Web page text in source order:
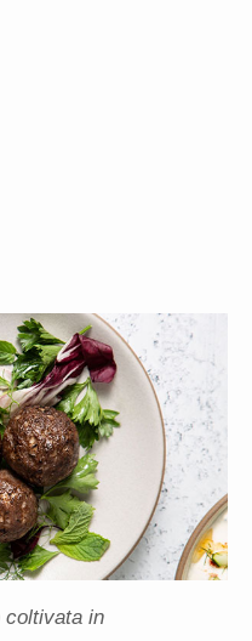
coltivata in